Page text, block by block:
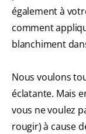
également à
comment
blanchiment
Nous voulons
éclatante. Mais
vous ne voulez
rougir) à cause